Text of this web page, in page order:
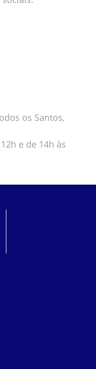
os Santos,
e de 14h às